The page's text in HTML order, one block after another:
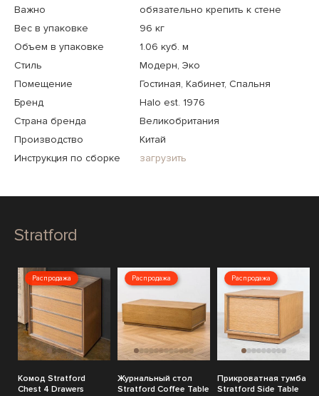
Важно
обязательно крепить к стене
Вес в упаковке
96 кг
Объем в упаковке
1.06 куб. м
Стиль
Модерн, Эко
Помещение
Гостиная, Кабинет, Спальня
Бренд
Halo est. 1976
Страна бренда
Великобритания
Производство
Китай
Инструкция по сборке
загрузить
Stratford
Распродажа
Комод Stratford
Chest 4 Drawers
Распродажа
Журнальный стол
Stratford Coffee Table
Распродажа
Прикроватная тумба
Stratford Side Table